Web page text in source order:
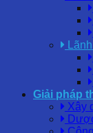
Giải pháp
Xây